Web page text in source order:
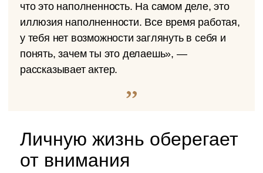
что это наполненность. На самом деле, это
иллюзия наполненности. Все время работая,
у тебя нет возможности заглянуть в себя и
понять, зачем ты это делаешь», —
рассказывает актер.
Личную жизнь оберегает
от внимания